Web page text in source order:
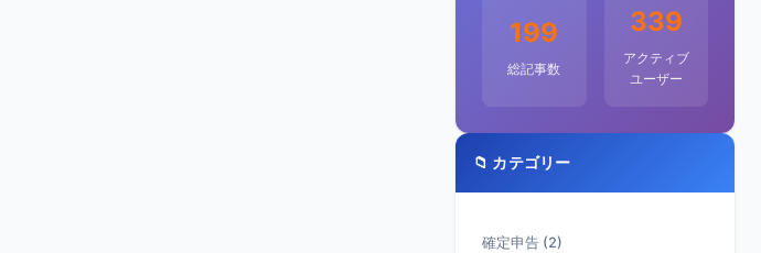
199
総記事数
339
アクティブ
ユーザー
📁 カテゴリー
確定申告 (2)